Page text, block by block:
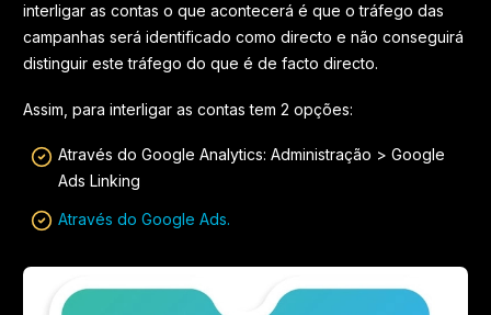
interligar as contas o que acontecerá é que o tráfego das
campanhas será identificado como directo e não conseguirá
distinguir este tráfego do que é de facto directo.
Assim, para interligar as contas tem 2 opções:
Através do Google Analytics: Administração > Google
Ads Linking
Através do Google Ads.